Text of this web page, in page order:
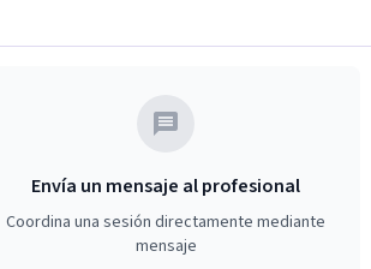
Envía un mensaje al profesional
Coordina una sesión directamente mediante
mensaje